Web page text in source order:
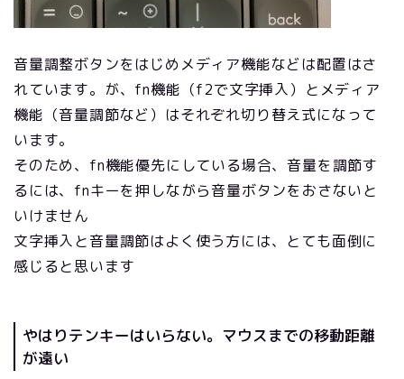
音量調整ボタンをはじめメディア機能などは配置はさ
れています。が、fn機能（f2で文字挿入）とメディア
機能（音量調節など）はそれぞれ切り替え式になって
います。
そのため、fn機能優先にしている場合、音量を調節す
るには、fnキーを押しながら音量ボタンをおさないと
いけません
文字挿入と音量調節はよく使う方には、とても面倒に
感じると思います
やはりテンキーはいらない。マウスまでの移動距離
が遠い